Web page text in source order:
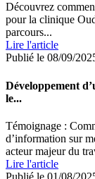
Découvrez
pour la clinique
parcours...
Lire l'article
Publié le 08/09/
Développement
le...
Témoignage :
d’information sur
acteur majeur du
Lire l'article
Publié le 01/08/